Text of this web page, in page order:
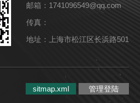
邮箱：1741096549@qq.com
传真：
地址：上海市松江区长浜路501
sitmap.xml 管理登陆